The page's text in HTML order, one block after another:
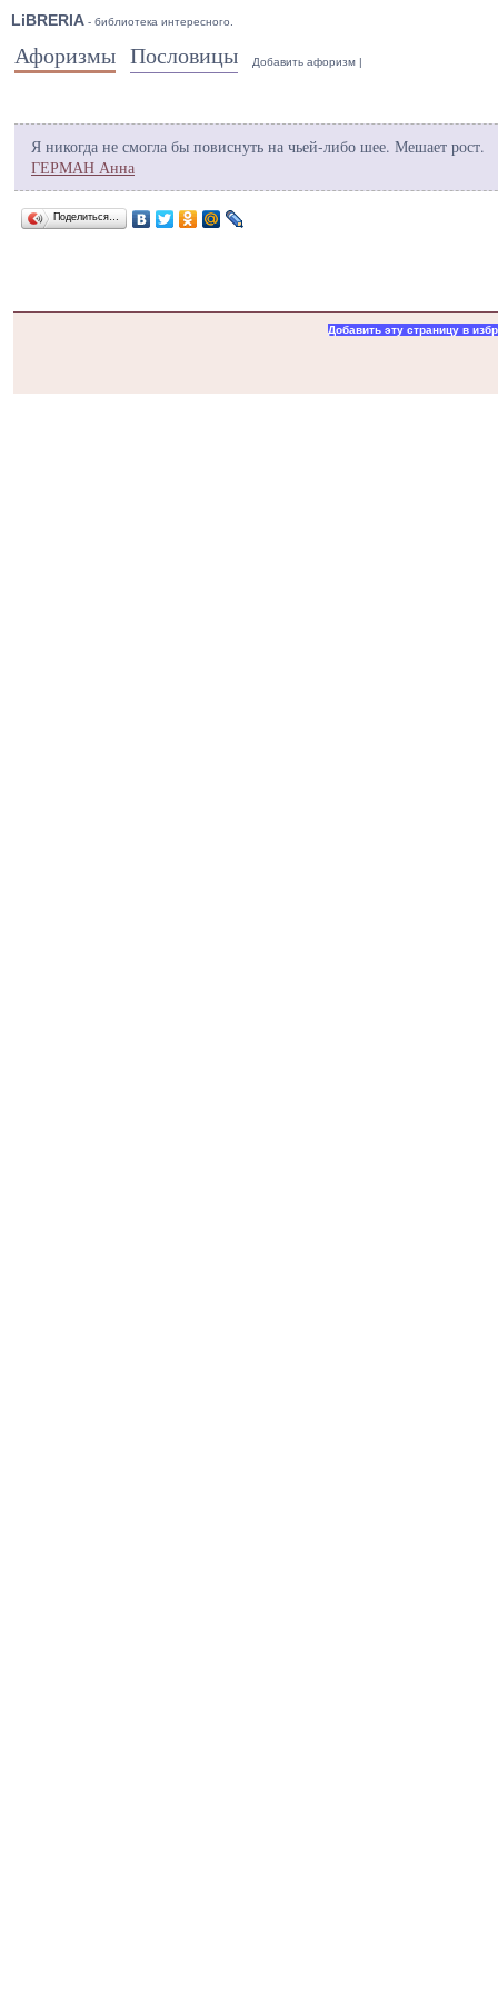
LiBRERIA - библиотека интересного.
Афоризмы Пословицы Добавить афоризм |
Я никогда не смогла бы повиснуть на чьей-либо шее. Мешает рост.
ГЕРМАН Анна
Поделиться…
Добавить эту страницу в